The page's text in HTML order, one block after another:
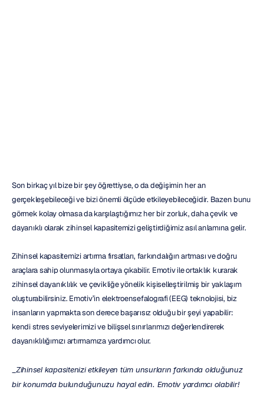
Son birkaç yıl bize bir şey öğrettiyse, o da değişimin her an
gerçekleşebileceği ve bizi önemli ölçüde etkileyebileceğidir. Bazen bunu
görmek kolay olmasa da karşılaştığımız her bir zorluk, daha çevik ve
dayanıklı olarak zihinsel kapasitemizi geliştirdiğimiz asıl anlamına gelir.
Zihinsel kapasitemizi artırma fırsatları, farkındalığın artması ve doğru
araçlara sahip olunmasıyla ortaya çıkabilir. Emotiv ile ortaklık kurarak
zihinsel dayanıklılık ve çevikliğe yönelik kişiselleştirilmiş bir yaklaşım
oluşturabilirsiniz. Emotiv’in elektroensefalografi (EEG) teknolojisi, biz
insanların yapmakta son derece başarısız olduğu bir şeyi yapabilir:
kendi stres seviyelerimizi ve bilişsel sınırlarımızı değerlendirerek
dayanıklılığımızı artırmamıza yardımcı olur.
Zihinsel kapasitenizi etkileyen tüm unsurların farkında olduğunuz
bir konumda bulunduğunuzu hayal edin. Emotiv yardımcı olabilir!